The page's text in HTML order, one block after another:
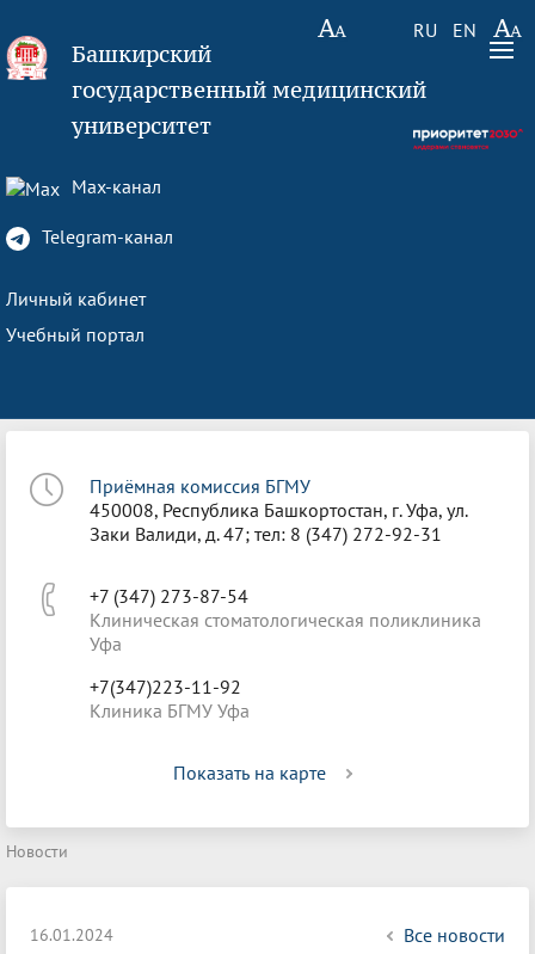
RU EN
Башкирский
государственный медицинский
университет
Max-канал
Telegram-канал
Личный кабинет
Учебный портал
Приёмная комиссия БГМУ
450008, Республика Башкортостан, г. Уфа, ул.
Заки Валиди, д. 47; тел: 8 (347) 272-92-31
+7 (347) 273-87-54
Клиническая стоматологическая поликлиника
Уфа
+7(347)223-11-92
Клиника БГМУ Уфа
Показать на карте
Новости
16.01.2024 Все новости